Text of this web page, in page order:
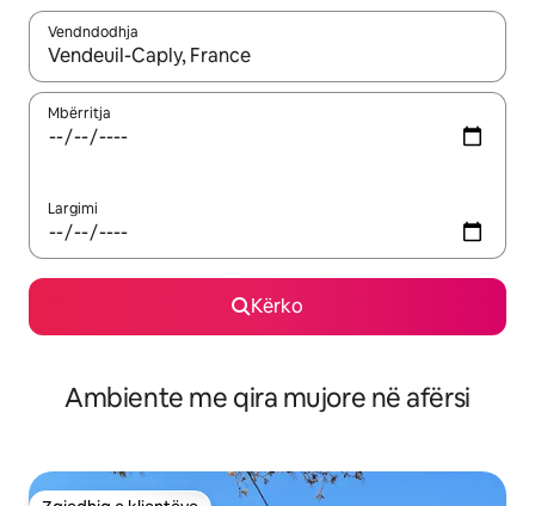
Vendndodhja
Kur rezultatet të jenë të disponueshme, lëviz me butonat e
Mbërritja
Largimi
Kërko
Ambiente me qira mujore në afërsi